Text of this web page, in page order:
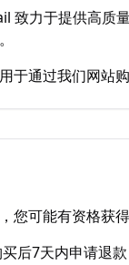
致力于提供高质
于通过我们网站
您可能有资格获得
后7天内申请退